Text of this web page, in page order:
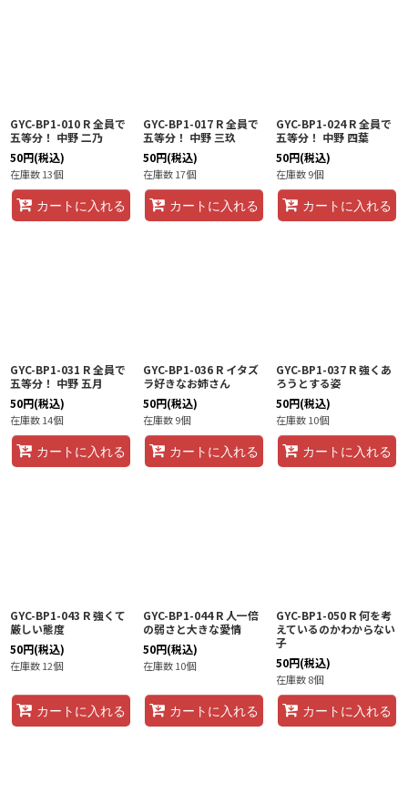
GYC-BP1-010 R 全員で
五等分！ 中野 二乃
50円(税込)
在庫数 13個
カートに入れる
GYC-BP1-017 R 全員で
五等分！ 中野 三玖
50円(税込)
在庫数 17個
カートに入れる
GYC-BP1-024 R 全員で
五等分！ 中野 四葉
50円(税込)
在庫数 9個
カートに入れる
GYC-BP1-031 R 全員で
五等分！ 中野 五月
50円(税込)
在庫数 14個
カートに入れる
GYC-BP1-036 R イタズ
ラ好きなお姉さん
50円(税込)
在庫数 9個
カートに入れる
GYC-BP1-037 R 強くあ
ろうとする姿
50円(税込)
在庫数 10個
カートに入れる
GYC-BP1-043 R 強くて
厳しい態度
50円(税込)
在庫数 12個
カートに入れる
GYC-BP1-044 R 人一倍
の弱さと大きな愛情
50円(税込)
在庫数 10個
カートに入れる
GYC-BP1-050 R 何を考
えているのかわからない
子
50円(税込)
在庫数 8個
カートに入れる